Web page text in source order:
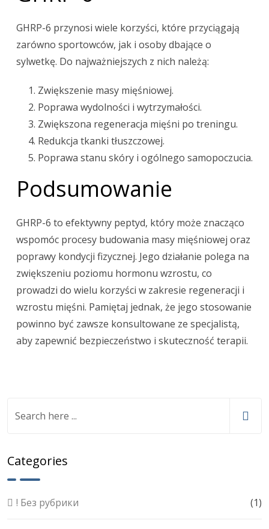
GHRP-6 przynosi wiele korzyści, które przyciągają
zarówno sportowców, jak i osoby dbające o
sylwetkę. Do najważniejszych z nich należą:
Zwiększenie masy mięśniowej.
Poprawa wydolności i wytrzymałości.
Zwiększona regeneracja mięśni po treningu.
Redukcja tkanki tłuszczowej.
Poprawa stanu skóry i ogólnego samopoczucia.
Podsumowanie
GHRP-6 to efektywny peptyd, który może znacząco
wspomóc procesy budowania masy mięśniowej oraz
poprawy kondycji fizycznej. Jego działanie polega na
zwiększeniu poziomu hormonu wzrostu, co
prowadzi do wielu korzyści w zakresie regeneracji i
wzrostu mięśni. Pamiętaj jednak, że jego stosowanie
powinno być zawsze konsultowane ze specjalistą,
aby zapewnić bezpieczeństwo i skuteczność terapii.
Categories
! Без рубрики (1)